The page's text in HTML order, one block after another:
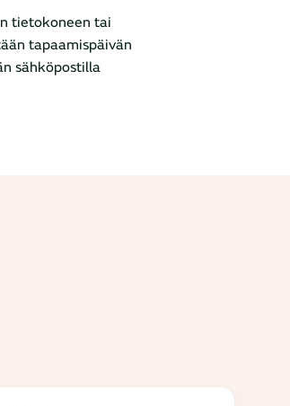
tietokoneen tai
tapaamispäivän
sähköpostilla